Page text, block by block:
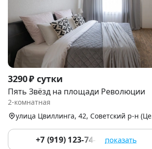
Item
1
of
3290 ₽ сутки
Пять Звёзд на площади Революции
2-комнатная
+7 (919) 123-74-84 показать